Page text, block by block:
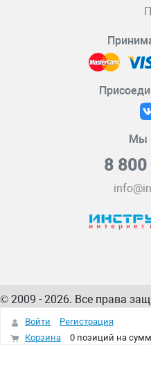
Мы
8
© 2009 - 2026. Все права
информация на сайте –
интернет-магазина
Войти
Регистрация
Корзина
0 позиций на